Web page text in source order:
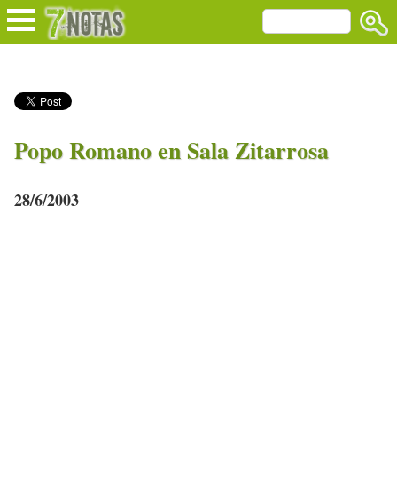
Popo Romano en Sala Zitarrosa
28/6/2003